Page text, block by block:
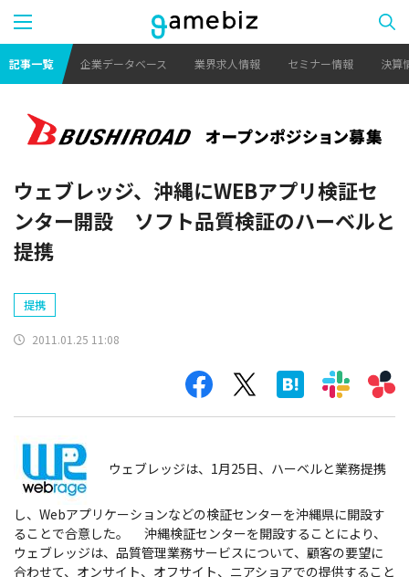
記事一覧 企業データベース 業界求人情報 セミナー情報 決算
ウェブレッジ、沖縄にWEBアプリ検証セ
ンター開設 ソフト品質検証のハーベルと
提携
提携
2011.01.25 11:08
ウェブレッジは、1月25日、ハーベルと業務提携
し、Webアプリケーションなどの検証センターを沖縄県に開設す
ることで合意した。
沖縄検証センターを開設することにより、
ウェブレッジは、品質管理業務サービスについて、顧客の要望に
合わせて、オンサイト、オフサイト、ニアショアでの提供すること